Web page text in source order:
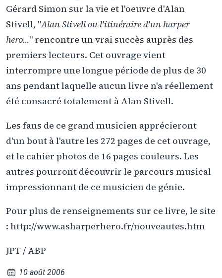
Gérard Simon sur la vie et l'oeuvre d'Alan
Stivell, "Alan Stivell ou l'itinéraire d'un harper
hero..." rencontre un vrai succès auprès des
premiers lecteurs. Cet ouvrage vient
interrompre une longue période de plus de 30
ans pendant laquelle aucun livre n'a réellement
été consacré totalement à Alan Stivell.
Les fans de ce grand musicien apprécieront
d'un bout à l'autre les 272 pages de cet ouvrage,
et le cahier photos de 16 pages couleurs. Les
autres pourront découvrir le parcours musical
impressionnant de ce musicien de génie.
Pour plus de renseignements sur ce livre, le site
: http://www.asharperhero.fr/nouveautes.htm
JPT / ABP
10 août 2006